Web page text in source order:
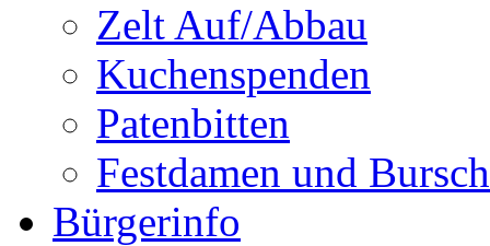
Zelt Auf/Abbau
Kuchenspenden
Patenbitten
Festdamen und
Bürgerinfo